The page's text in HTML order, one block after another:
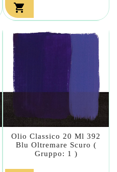

Olio Classico 20 Ml 392
Blu Oltremare Scuro (
Gruppo: 1 )